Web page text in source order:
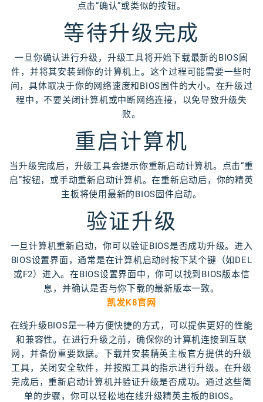
点击“确认”或类似的按钮。
等待升级完成
一旦你确认进行升级，升级工具将开始下载最新的BIOS固
件，并将其安装到你的计算机上。这个过程可能需要一些时
间，具体取决于你的网络速度和BIOS固件的大小。在升级过
程中，不要关闭计算机或中断网络连接，以免导致升级失
败。
重启计算机
当升级完成后，升级工具会提示你重新启动计算机。点击“重
启”按钮，或手动重新启动计算机。在重新启动后，你的精英
主板将使用最新的BIOS固件启动。
验证升级
一旦计算机重新启动，你可以验证BIOS是否成功升级。进入
BIOS设置界面，通常是在计算机启动时按下某个键（如DEL
或F2）进入。在BIOS设置界面中，你可以找到BIOS版本信
息，并确认是否与你下载的最新版本一致。
凯发K8官网
在线升级BIOS是一种方便快捷的方式，可以提供更好的性能
和兼容性。在进行升级之前，确保你的计算机连接到互联
网，并备份重要数据。下载并安装精英主板官方提供的升级
工具，关闭安全软件，并按照工具的指示进行升级。在升级
完成后，重新启动计算机并验证升级是否成功。通过这些简
单的步骤，你可以轻松地在线升级精英主板的BIOS。